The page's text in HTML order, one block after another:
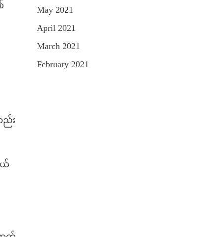
ည်း
ယ်
May 2021
April 2021
March 2021
February 2021